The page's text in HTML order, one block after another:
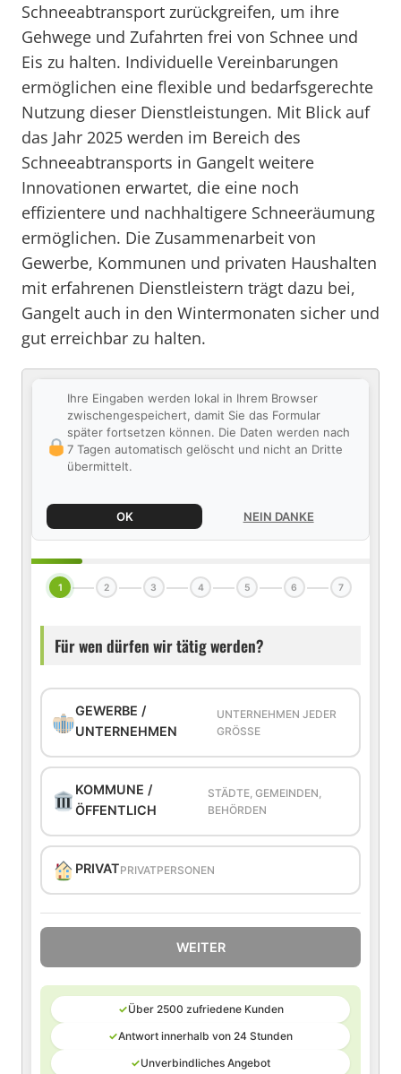
Schneeabtransport zurückgreifen, um ihre
Gehwege und Zufahrten frei von Schnee und
Eis zu halten. Individuelle Vereinbarungen
ermöglichen eine flexible und bedarfsgerechte
Nutzung dieser Dienstleistungen. Mit Blick auf
das Jahr 2025 werden im Bereich des
Schneeabtransports in Gangelt weitere
Innovationen erwartet, die eine noch
effizientere und nachhaltigere Schneeräumung
ermöglichen. Die Zusammenarbeit von
Gewerbe, Kommunen und privaten Haushalten
mit erfahrenen Dienstleistern trägt dazu bei,
Gangelt auch in den Wintermonaten sicher und
gut erreichbar zu halten.
Ihre Eingaben werden lokal in Ihrem Browser
zwischengespeichert, damit Sie das Formular
später fortsetzen können. Die Daten werden nach
7 Tagen automatisch gelöscht und nicht an Dritte
übermittelt.
OK NEIN DANKE
1 2 3 4 5 6 7
Für wen dürfen wir tätig werden?
GEWERBE /
UNTERNEHMEN
UNTERNEHMEN JEDER
GRÖSSE
KOMMUNE /
ÖFFENTLICH
STÄDTE, GEMEINDEN,
BEHÖRDEN
PRIVATPRIVATPERSONEN
WEITER
✓Über 2500 zufriedene Kunden
✓Antwort innerhalb von 24 Stunden
✓Unverbindliches Angebot